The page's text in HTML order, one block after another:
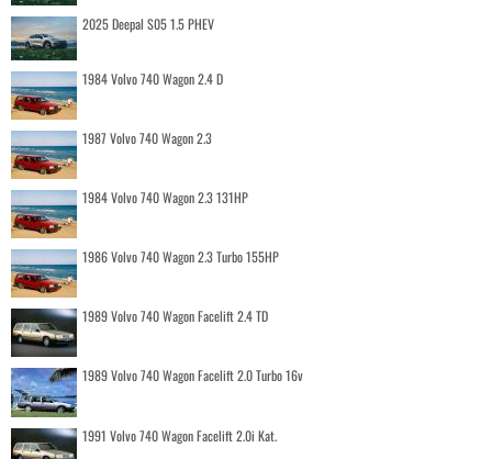
2025 Deepal S05 1.5 PHEV
1984 Volvo 740 Wagon 2.4 D
1987 Volvo 740 Wagon 2.3
1984 Volvo 740 Wagon 2.3 131HP
1986 Volvo 740 Wagon 2.3 Turbo 155HP
1989 Volvo 740 Wagon Facelift 2.4 TD
1989 Volvo 740 Wagon Facelift 2.0 Turbo 16v
1991 Volvo 740 Wagon Facelift 2.0i Kat.